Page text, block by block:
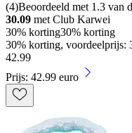
(4)Beoordeeld met 1.3 van
30.09 met Club Karwei
30% korting30% korting
30% korting, voordeelprijs:
42.99
Prijs: 42.99 euro